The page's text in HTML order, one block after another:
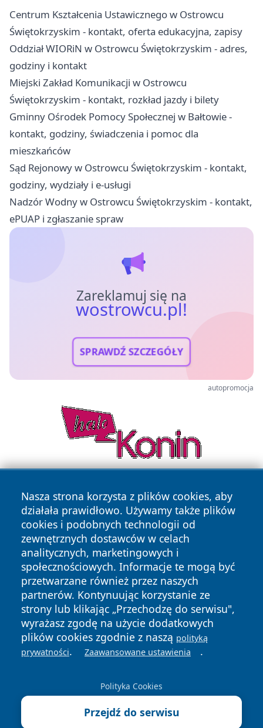
Centrum Kształcenia Ustawicznego w Ostrowcu
Świętokrzyskim - kontakt, oferta edukacyjna, zapisy
Oddział WIORiN w Ostrowcu Świętokrzyskim - adres,
godziny i kontakt
Miejski Zakład Komunikacji w Ostrowcu
Świętokrzyskim - kontakt, rozkład jazdy i bilety
Gminny Ośrodek Pomocy Społecznej w Bałtowie -
kontakt, godziny, świadczenia i pomoc dla
mieszkańców
Sąd Rejonowy w Ostrowcu Świętokrzyskim - kontakt,
godziny, wydziały i e-usługi
Nadzór Wodny w Ostrowcu Świętokrzyskim - kontakt,
ePUAP i zgłaszanie spraw
Zareklamuj się na
wostrowcu.pl!
SPRAWDŹ SZCZEGÓŁY
autopromocja
Nasza strona korzysta z plików cookies, aby
działała prawidłowo. Używamy także plików
cookies i podobnych technologii od
zewnętrznych dostawców w celach
analitycznych, marketingowych i
społecznościowych. Informacje te mogą być
przetwarzane również przez naszych
partnerów. Kontynuując korzystanie ze
strony lub klikając „Przechodzę do serwisu",
wyrażasz zgodę na użycie dodatkowych
plików cookies zgodnie z naszą polityką
prywatności. Zaawansowane ustawienia .
Polityka Cookies
Przejdź do serwisu
Copyright © 2026 wostrowcu.pl Wszystkie prawa zastrzeżone.
News Autorzy
Polityka
Prywatności
Polityka
Cookies